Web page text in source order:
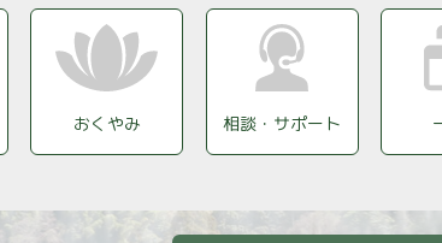
おくやみ 相談・サポート